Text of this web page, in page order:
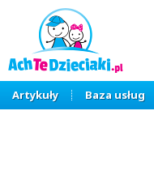
Artykuły Baza usług